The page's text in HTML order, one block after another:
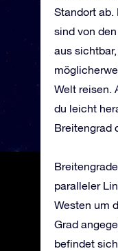
Standort
sind von
aus
Welt reisen.
du leicht
Breitengrad
paralleler
Westen um
Grad
befindet